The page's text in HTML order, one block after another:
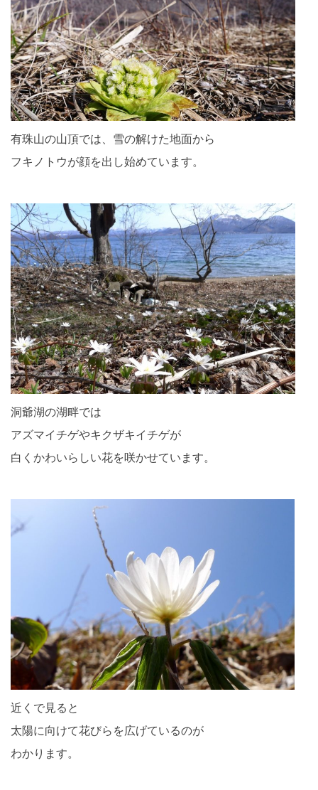
有珠山の山頂では、雪の解けた地面から
フキノトウが顔を出し始めています。
洞爺湖の湖畔では
アズマイチゲやキクザキイチゲが
白くかわいらしい花を咲かせています。
近くで見ると
太陽に向けて花びらを広げているのが
わかります。